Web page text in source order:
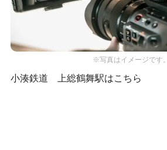
※写真はイメージです。
小湊鉄道 上総鶴舞駅はこちら